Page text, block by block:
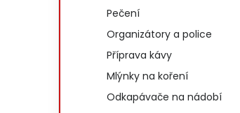
Pečení
Organizátory a police
Příprava kávy
Mlýnky na koření
Odkapávače na nádobí